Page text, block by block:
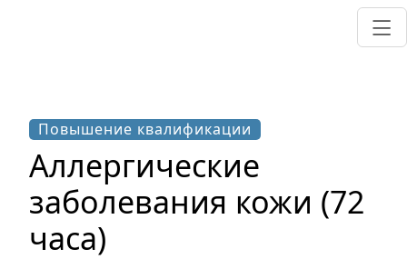
Повышение квалификации
Аллергические
заболевания кожи (72
часа)